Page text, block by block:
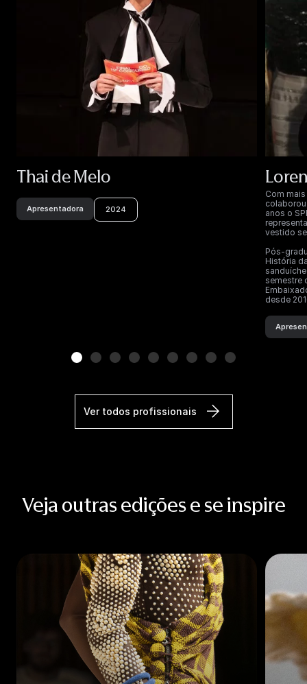
Thai de Melo
Apresentadora 2024
Com
anos o
vestido
Pós-
História
semestre
desde
Ver todos profissionais
Veja outras edições e se inspire